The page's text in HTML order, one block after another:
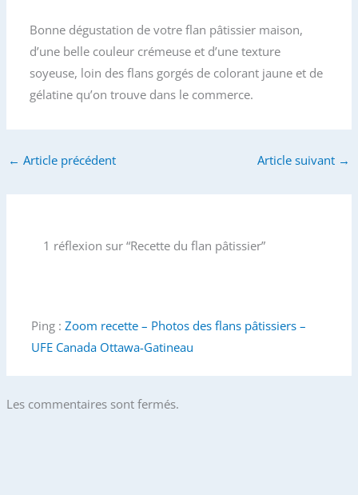
Bonne dégustation de votre flan pâtissier maison,
d’une belle couleur crémeuse et d’une texture
soyeuse, loin des flans gorgés de colorant jaune et de
gélatine qu’on trouve dans le commerce.
← Article précédent Article suivant →
1 réflexion sur “Recette du flan pâtissier”
Ping :Zoom recette – Photos des flans pâtissiers –
UFE Canada Ottawa-Gatineau
Les commentaires sont fermés.